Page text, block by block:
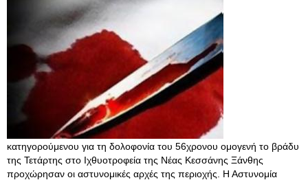
κατηγορούμενου για τη δολοφονία του 56χρονου ομογενή το βράδυ
της Τετάρτης στο Ιχθυοτροφεία της Νέας Κεσσάνης Ξάνθης
προχώρησαν οι αστυνομικές αρχές της περιοχής. Η Αστυνομία